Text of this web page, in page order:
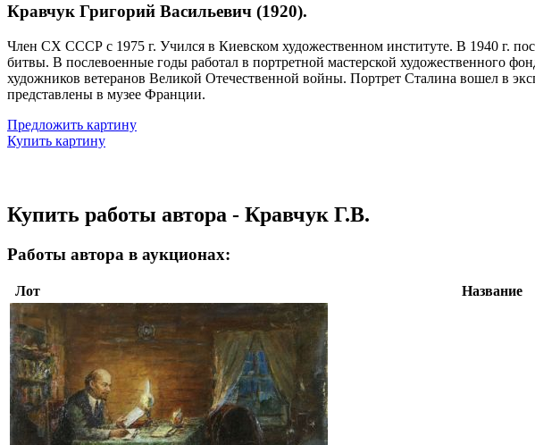
Кравчук Григорий Васильевич (1920).
Член СХ СССР с 1975 г. Учился в Киевском художественном институте. В 1940 г.
битвы. В послевоенные годы работал в портретной мастерской художественного
художников ветеранов Великой Отечественной войны. Портрет Сталина вошел в
представлены в музее Франции.
Предложить картину
Купить картину
Купить работы автора - Кравчук Г.В.
Работы автора в аукционах:
Лот Название